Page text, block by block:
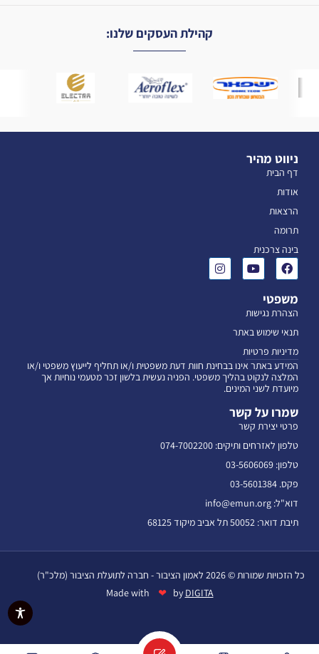
קהילת העסקים שלנו:
ניווט מהיר
דף הבית
אודות
הרצאות
תרומה
בינה צרכנית
משפטי
הצהרת נגישות
תנאי שימוש באתר
מדיניות פרטיות
המידע באתר אינו בבחינת חוות דעת משפטית ו/או תחליף לייעוץ משפטי ו/או
המלצה לנקוט בהליך משפטי. הפניה נעשית בלשון זכר מטעמי נוחיות אך
מיועדת לשני המינים.
שמרו על קשר
פרטי יצירת קשר
טלפון לאזרחים ותיקים: 074-7002200
טלפון: 03-5606069
פקס. 03-5601384
דוא"ל: info@emun.org
תיבת דואר: 50052 תל אביב מיקוד 68125
כל הזכויות שמורות © 2026 לאמון הציבור - חברה לתועלת הציבור (מלכ"ר)
Made with
❤ by DIGITA